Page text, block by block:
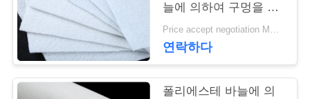
주
요
늘에 의하여 구멍을 뚫
는 Geotextile 백색 노화
방지
Price accept negotiation MOQ:1sqm
연락하다
폴리에스테 바늘에 의